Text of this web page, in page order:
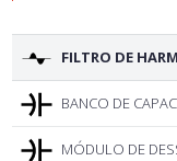
FILTRO DE
BANCO DE
MÓDULO DE